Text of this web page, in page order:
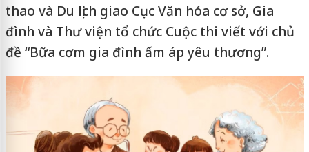
thao và Du lịch giao Cục Văn hóa cơ sở, Gia
đình và Thư viện tổ chức Cuộc thi viết với chủ
đề “Bữa cơm gia đình ấm áp yêu thương”.